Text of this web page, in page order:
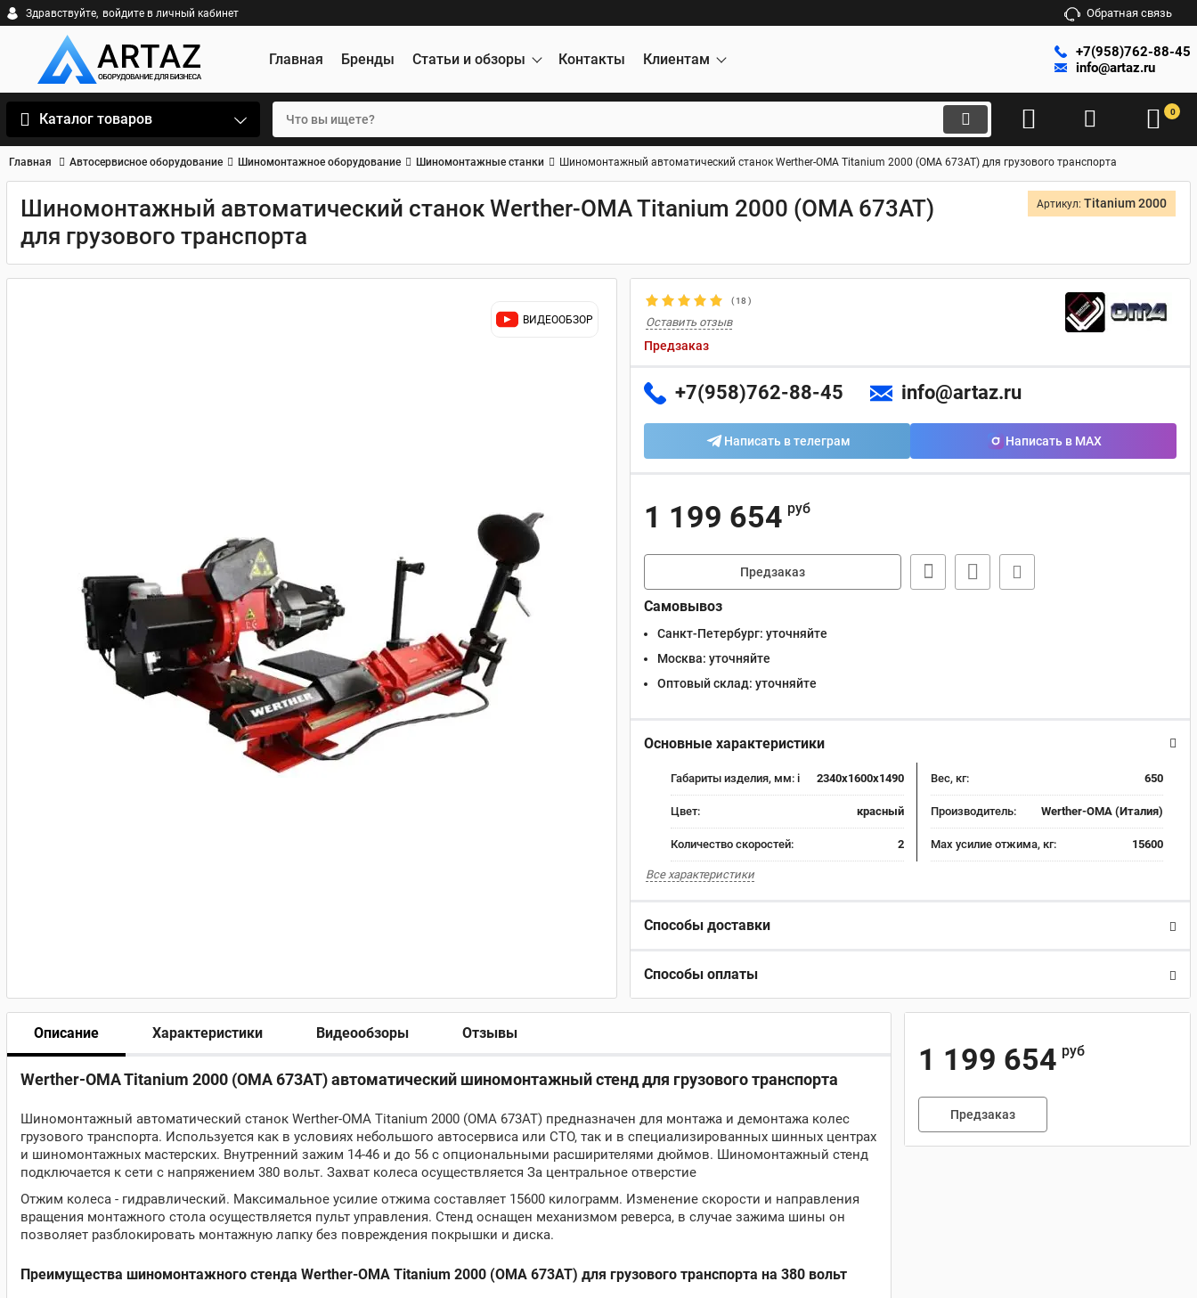
Здравствуйте, войдите в личный кабинет Обратная связь
Главная Бренды Статьи и обзоры Контакты Клиентам
+7(958)762-88-45
info@artaz.ru
Каталог товаров 0
Главная Автосервисное оборудование Шиномонтажное оборудование Шиномонтажные станки Шиномонтажный автоматический станок Werther-OMA Titanium 2000 (OMA 673AT) для грузового транспорта
Шиномонтажный автоматический станок Werther-OMA Titanium 2000 (OMA 673AT)
для грузового транспорта
Артикул: Titanium 2000
ВИДЕООБЗОР
(18 )
Оставить отзыв
Предзаказ
+7(958)762-88-45 info@artaz.ru
Написать в телеграм Написать в MAX
1 199 654 руб
Предзаказ
Самовывоз
Санкт-Петербург: уточняйте
Москва: уточняйте
Оптовый склад: уточняйте
Основные характеристики
Габариты изделия, мм: i 2340x1600x1490 Вес, кг: 650
Цвет: красный Производитель: Werther-OMA (Италия)
Количество скоростей: 2 Max усилие отжима, кг: 15600
Все характеристики
Способы доставки
Способы оплаты
Описание Характеристики Видеообзоры Отзывы
Werther-OMA Titanium 2000 (OMA 673AT) автоматический шиномонтажный стенд для грузового транспорта
Шиномонтажный автоматический станок Werther-OMA Titanium 2000 (OMA 673AT) предназначен для монтажа и демонтажа колес
грузового транспорта. Используется как в условиях небольшого автосервиса или СТО, так и в специализированных шинных центрах
и шиномонтажных мастерских. Внутренний зажим 14-46 и до 56 с опциональными расширителями дюймов. Шиномонтажный стенд
подключается к сети с напряжением 380 вольт. Захват колеса осуществляется За центральное отверстие
Отжим колеса - гидравлический. Максимальное усилие отжима составляет 15600 килограмм. Изменение скорости и направления
вращения монтажного стола осуществляется пульт управления. Стенд оснащен механизмом реверса, в случае зажима шины он
позволяет разблокировать монтажную лапку без повреждения покрышки и диска.
Преимущества шиномонтажного стенда Werther-OMA Titanium 2000 (OMA 673AT) для грузового транспорта на 380 вольт
1 199 654 руб
Предзаказ